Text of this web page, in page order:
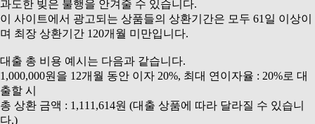
과도한 빚은 불행을 안겨줄 수 있습니다.
이 사이트에서 광고되는 상품들의 상환기간은 모두 61일 이상이
며 최장 상환기간 120개월 미만입니다.
대출 총 비용 예시는 다음과 같습니다.
1,000,000원을 12개월 동안 이자 20%, 최대 연이자율 : 20%로 대
출할 시
총 상환 금액 : 1,111,614원 (대출 상품에 따라 달라질 수 있습니
다.)